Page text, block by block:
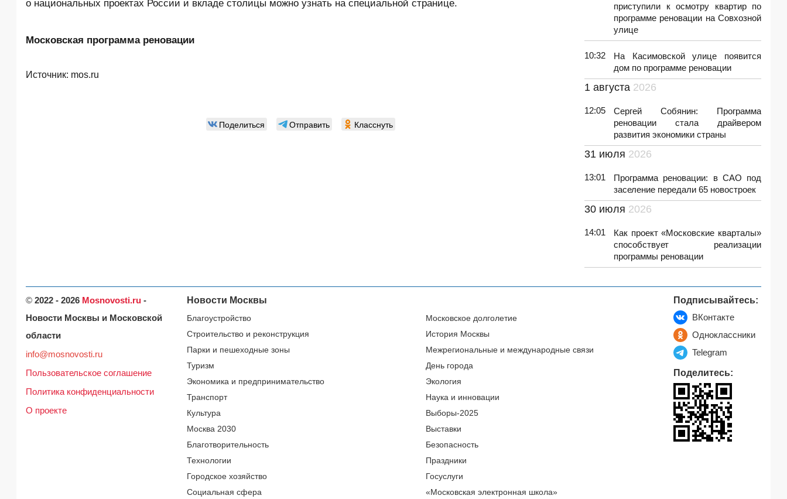
о национальных проектах России и вкладе столицы можно узнать на специальной странице.
Московская программа реновации
Источник: mos.ru
Поделиться Отправить Класснуть
приступили к осмотру квартир по
программе реновации на Совхозной
улице
10:32
На Касимовской улице появится
дом по программе реновации
1 августа 2026
12:05
Сергей Собянин: Программа
реновации стала драйвером
развития экономики страны
31 июля 2026
13:01
Программа реновации: в САО под
заселение передали 65 новостроек
30 июля 2026
14:01
Как проект «Московские кварталы»
способствует реализации
программы реновации
© 2022 - 2026 Mosnovosti.ru -
Новости Москвы и Московской
области
info@mosnovosti.ru
Пользовательское соглашение
Политика конфиденциальности
О проекте
Новости Москвы
Благоустройство
Строительство и реконструкция
Парки и пешеходные зоны
Туризм
Экономика и предпринимательство
Транспорт
Культура
Москва 2030
Благотворительность
Технологии
Городское хозяйство
Социальная сфера
Московское долголетие
История Москвы
Межрегиональные и международные связи
День города
Экология
Наука и инновации
Выборы-2025
Выставки
Безопасность
Праздники
Госуслуги
«Московская электронная школа»
Подписывайтесь:
ВКонтакте
Одноклассники
Telegram
Поделитесь: